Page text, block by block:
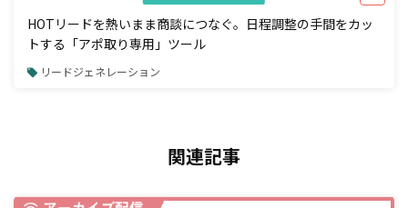
HOTリードを熱いまま商談につなぐ。日程調整の手間をカッ
トする「アポ取り専用」ツール
リードジェネレーション
関連記事